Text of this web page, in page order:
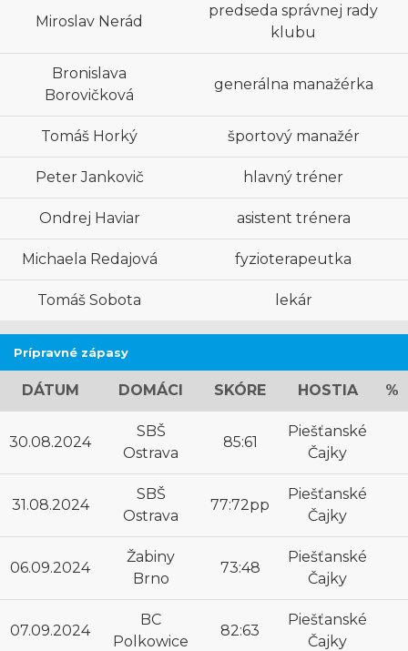
Miroslav Nerád
predseda správnej rady
klubu
Bronislava
Borovičková
generálna manažérka
Tomáš Horký športový manažér
Peter Jankovič hlavný tréner
Ondrej Haviar asistent trénera
Michaela Redajová fyzioterapeutka
Tomáš Sobota lekár
Prípravné zápasy
DÁTUM DOMÁCI SKÓRE HOSTIA %
30.08.2024
SBŠ
Ostrava
85:61
Piešťanské
Čajky
31.08.2024
SBŠ
Ostrava
77:72pp
Piešťanské
Čajky
06.09.2024
Žabiny
Brno
73:48
Piešťanské
Čajky
07.09.2024
BC
Polkowice
82:63
Piešťanské
Čajky